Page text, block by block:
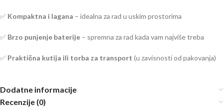
✅ Kompaktna i lagana – idealna za rad u uskim prostorima
✅ Brzo punjenje baterije – spremna za rad kada vam najviše treba
✅ Praktična kutija ili torba za transport (u zavisnosti od pakovanja)
Dodatne informacije
Recenzije (0)